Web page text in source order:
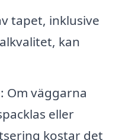
tapet, inklusive
kan
Om väggarna
eller
kostar det